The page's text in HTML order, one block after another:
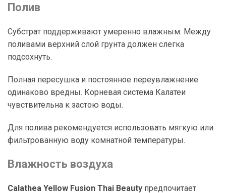
Полив
Субстрат поддерживают умеренно влажным. Между
поливами верхний слой грунта должен слегка
подсохнуть.
Полная пересушка и постоянное переувлажнение
одинаково вредны. Корневая система Калатеи
чувствительна к застою воды.
Для полива рекомендуется использовать мягкую или
фильтрованную воду комнатной температуры.
Влажность воздуха
Calathea Yellow Fusion Thai Beauty предпочитает